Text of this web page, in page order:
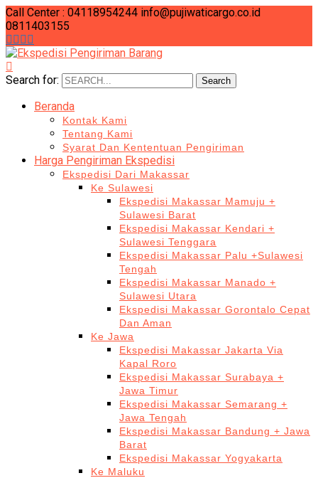
Call Center : 04118954244 info@pujiwaticargo.co.id
0811403155
Search for: Search
Beranda
Kontak Kami
Tentang Kami
Syarat Dan Kententuan Pengiriman
Harga Pengiriman Ekspedisi
Ekspedisi Dari Makassar
Ke Sulawesi
Ekspedisi Makassar Mamuju +
Sulawesi Barat
Ekspedisi Makassar Kendari +
Sulawesi Tenggara
Ekspedisi Makassar Palu +Sulawesi
Tengah
Ekspedisi Makassar Manado +
Sulawesi Utara
Ekspedisi Makassar Gorontalo Cepat
Dan Aman
Ke Jawa
Ekspedisi Makassar Jakarta Via
Kapal Roro
Ekspedisi Makassar Surabaya +
Jawa Timur
Ekspedisi Makassar Semarang +
Jawa Tengah
Ekspedisi Makassar Bandung + Jawa
Barat
Ekspedisi Makassar Yogyakarta
Ke Maluku